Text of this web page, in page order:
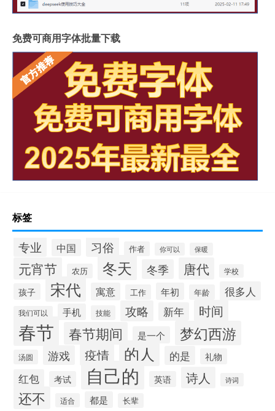
免费可商用字体批量下载
标签
专业 中国 习俗 作者 你可以 保暖
元宵节 农历 冬天 冬季 唐代 学校
孩子 宋代 寓意 工作 年初 年龄 很多人
我们可以 手机 技能 攻略 新年 时间
春节 春节期间 是一个 梦幻西游
汤圆 游戏 疫情 的人 的是 礼物
红包 考试 自己的 英语 诗人 诗词
还不 适合 都是 长辈